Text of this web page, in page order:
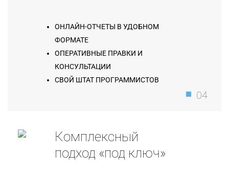
ОНЛАЙН-ОТЧЕТЫ В УДОБНОМ
ФОРМАТЕ
ОПЕРАТИВНЫЕ ПРАВКИ И
КОНСУЛЬТАЦИИ
СВОЙ ШТАТ ПРОГРАММИСТОВ
04
Комплексный
подход «под ключ»